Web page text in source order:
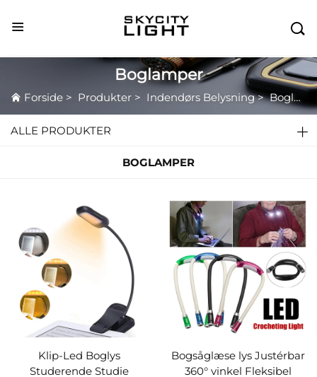

Boglamper
Forside > Produkter > Indendørs Belysning>Boglamper
ALLE PRODUKTER
BOGLAMPER
Klip-Led Boglys
Studerende Studie
Bogsåglæse lys Justérbar
360° vinkel Fleksibel